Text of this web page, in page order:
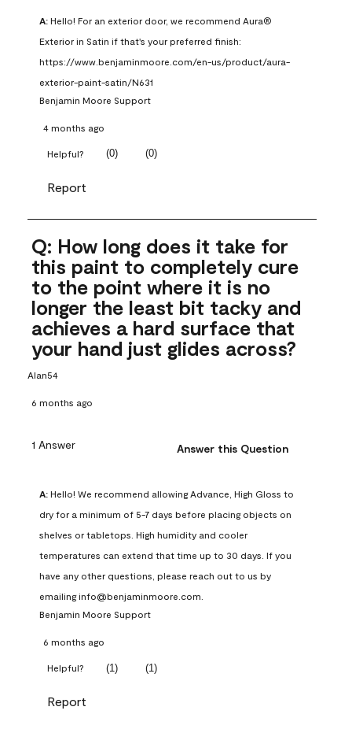
A: Hello! For an exterior door, we recommend Aura®
Exterior in Satin if that's your preferred finish:
https://www.benjaminmoore.com/en-us/product/aura-
exterior-paint-satin/N631
Benjamin Moore Support
4 months ago
Helpful? (0) (0)
Report
Q: How long does it take for
this paint to completely cure
to the point where it is no
longer the least bit tacky and
achieves a hard surface that
your hand just glides across?
Alan54
6 months ago
1 Answer Answer this Question
A: Hello! We recommend allowing Advance, High Gloss to
dry for a minimum of 5-7 days before placing objects on
shelves or tabletops. High humidity and cooler
temperatures can extend that time up to 30 days. If you
have any other questions, please reach out to us by
emailing info@benjaminmoore.com.
Benjamin Moore Support
6 months ago
Helpful? (1) (1)
Report